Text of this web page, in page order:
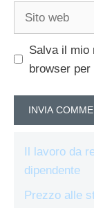
Salva il mio
browser
Il lavoro da
dipendente
Prezzo alle